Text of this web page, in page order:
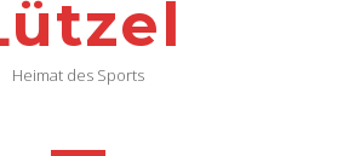
Heimat des Sports